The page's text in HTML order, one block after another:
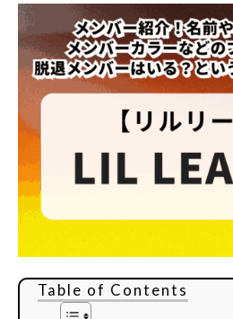
Table of Contents